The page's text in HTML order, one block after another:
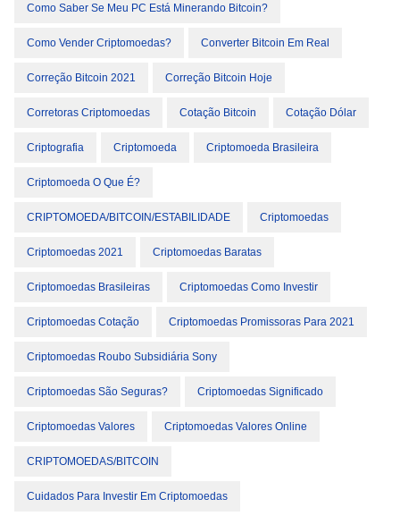
Como Saber Se Meu PC Está Minerando Bitcoin?
Como Vender Criptomoedas? Converter Bitcoin Em Real
Correção Bitcoin 2021 Correção Bitcoin Hoje
Corretoras Criptomoedas Cotação Bitcoin Cotação Dólar
Criptografia Criptomoeda Criptomoeda Brasileira
Criptomoeda O Que É?
CRIPTOMOEDA/BITCOIN/ESTABILIDADE Criptomoedas
Criptomoedas 2021 Criptomoedas Baratas
Criptomoedas Brasileiras Criptomoedas Como Investir
Criptomoedas Cotação Criptomoedas Promissoras Para 2021
Criptomoedas Roubo Subsidiária Sony
Criptomoedas São Seguras? Criptomoedas Significado
Criptomoedas Valores Criptomoedas Valores Online
CRIPTOMOEDAS/BITCOIN
Cuidados Para Investir Em Criptomoedas